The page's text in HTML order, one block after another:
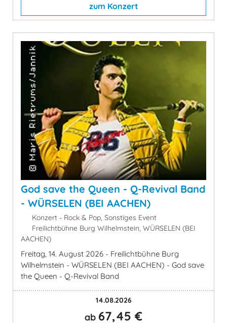
zum Konzert
God save the Queen - Q-Revival Band
- WÜRSELEN (BEI AACHEN)
Konzert - Rock & Pop, Sonstiges Event
Freilichtbühne Burg Wilhelmstein, WÜRSELEN (BEI
AACHEN)
Freitag, 14. August 2026 - Freilichtbühne Burg
Wilhelmstein - WÜRSELEN (BEI AACHEN) - God save
the Queen - Q-Revival Band
14.08.2026
ab 67,45 €